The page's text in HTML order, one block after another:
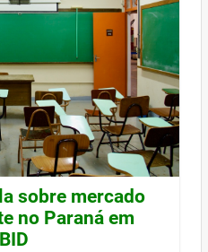
sobre mercado
no Paraná em